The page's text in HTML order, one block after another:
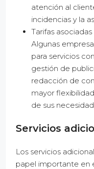
atención al
incidencias y la
Tarifas
Algunas
para servicios
gestión de
redacción de
mayor
de sus
Servicios
Los servicios
papel importante en